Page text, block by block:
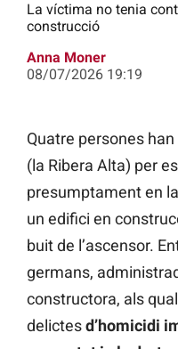
La víctima no tenia
construcció
Anna Moner
08/07/2026 19:19
Quatre persones
(la Ribera Alta) per
presumptament en la
un edifici en
buit de l’ascensor.
germans,
constructora, als
delictesd’homicidi